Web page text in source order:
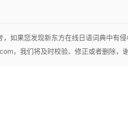
，如果您发现新东方在线日语词典中有
，我们将及时校验、修正或者删除，